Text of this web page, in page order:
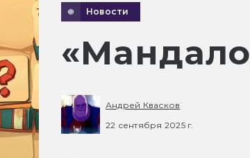
Новости
Андрей Квасков
22 сентября 2025 г.